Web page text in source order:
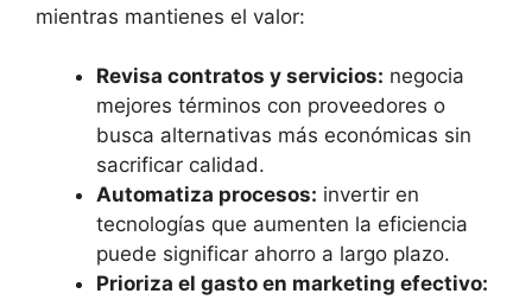
mientras mantienes el valor:
Revisa contratos y servicios: negocia
mejores términos con proveedores o
busca alternativas más económicas sin
sacrificar calidad.
Automatiza procesos: invertir en
tecnologías que aumenten la eficiencia
puede significar ahorro a largo plazo.
Prioriza el gasto en marketing efectivo: